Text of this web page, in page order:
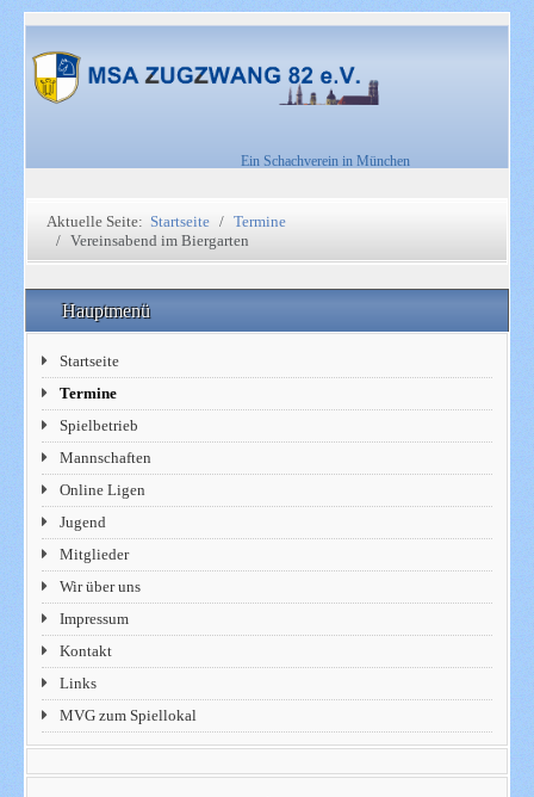
Ein Schachverein in München
Aktuelle Seite: Startseite
Termine
Vereinsabend im Biergarten
Hauptmenü
Startseite
Termine
Spielbetrieb
Mannschaften
Online Ligen
Jugend
Mitglieder
Wir über uns
Impressum
Kontakt
Links
MVG zum Spiellokal